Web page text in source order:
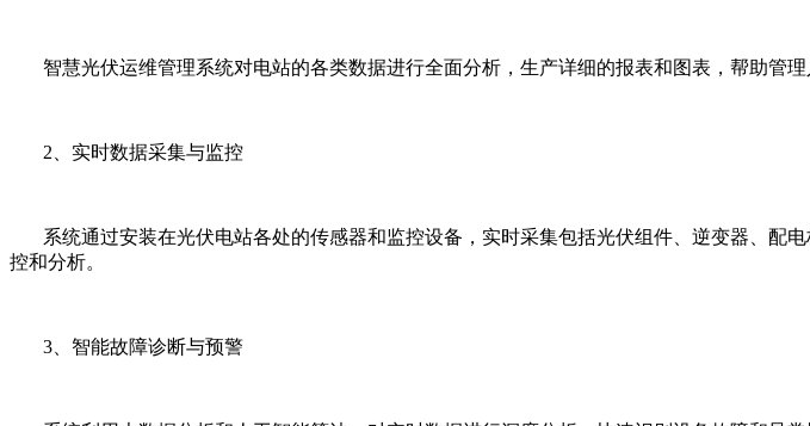
智慧光伏运维管理系统对电站的各类数据进行全面分析，生产详细的报表和图表，帮助管理
2、实时数据采集与监控
系统通过安装在光伏电站各处的传感器和监控设备，实时采集包括光伏组件、逆变器、配
控和分析。
3、智能故障诊断与预警